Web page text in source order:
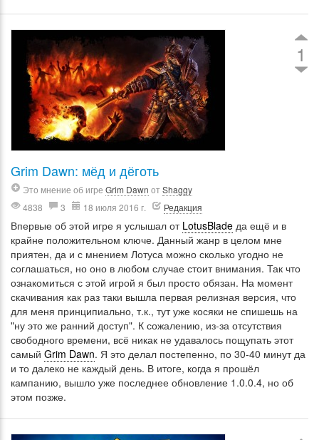
1
Grim Dawn: мёд и дёготь
Это мнение об игре Grim Dawn отShaggy
4838
3 18 июля 2016 г. Редакция
Впервые об этой игре я услышал от LotusBlade да ещё и в
крайне положительном ключе. Данный жанр в целом мне
приятен, да и с мнением Лотуса можно сколько угодно не
соглашаться, но оно в любом случае стоит внимания. Так что
ознакомиться с этой игрой я был просто обязан. На момент
скачивания как раз таки вышла первая релизная версия, что
для меня принципиально, т.к., тут уже косяки не спишешь на
"ну это же ранний доступ". К сожалению, из-за отсутствия
свободного времени, всё никак не удавалось пощупать этот
самый Grim Dawn. Я это делал постепенно, по 30-40 минут да
и то далеко не каждый день. В итоге, когда я прошёл
кампанию, вышло уже последнее обновление 1.0.0.4, но об
этом позже.